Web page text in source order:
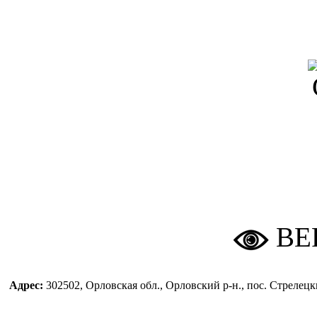
Адрес: 302502, Орловская обл., Орловский р-н., пос.